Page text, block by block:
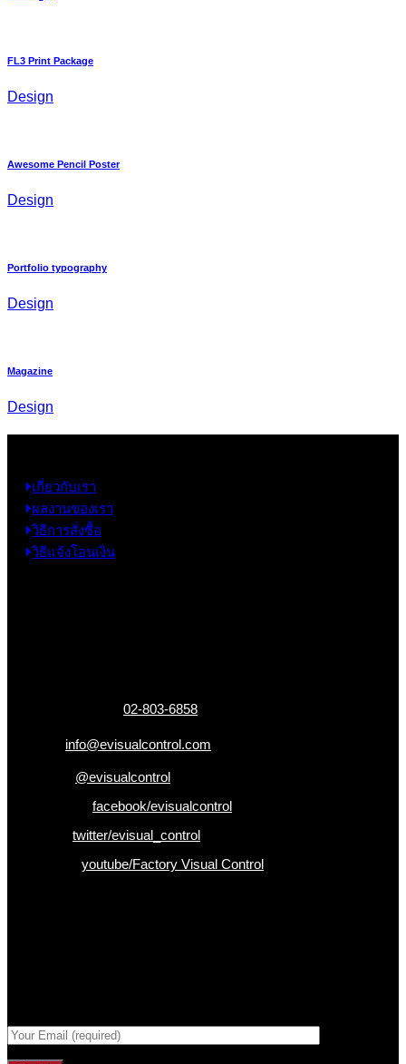
FL3 Print Package
Design
Awesome Pencil Poster
Design
Portfolio typography
Design
Magazine
Design
เกี่ยวกับเรา
ผลงานของเรา
วิธีการสั่งซื้อ
วิธีแจ้งโอนเงิน
02-803-6858
info@evisualcontrol.com
@evisualcontrol
facebook/evisualcontrol
twitter/evisual_control
youtube/Factory Visual Control